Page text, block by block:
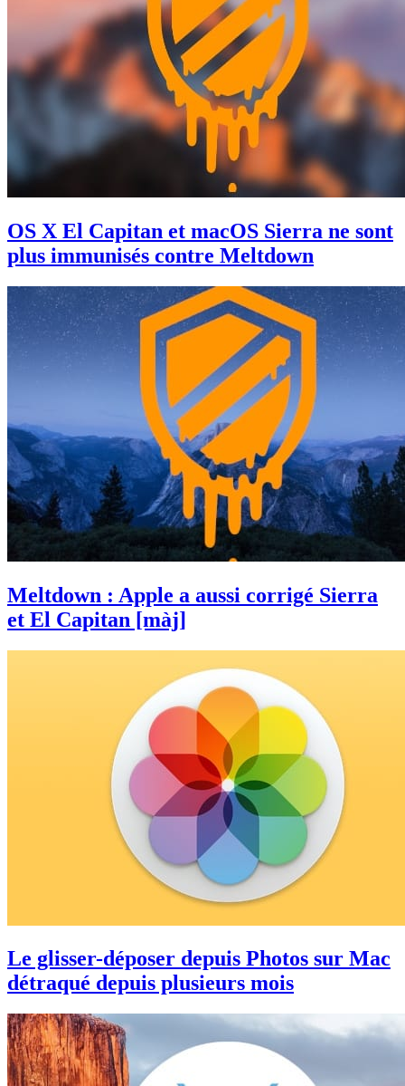
OS X El Capitan et macOS Sierra ne sont
plus immunisés contre Meltdown
Meltdown : Apple a aussi corrigé Sierra
et El Capitan [màj]
Le glisser-déposer depuis Photos sur Mac
détraqué depuis plusieurs mois